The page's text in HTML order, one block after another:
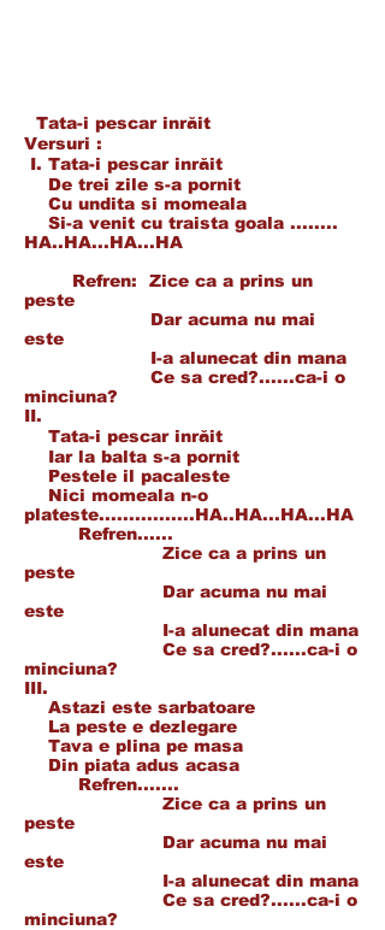
Tata-i pescar inrăit
Versuri :
I. Tata-i pescar inrăit
De trei zile s-a pornit
Cu undita si momeala
Si-a venit cu traista goala ........
HA..HA...HA...HA
Refren: Zice ca a prins un
peste
Dar acuma nu mai
este
I-a alunecat din mana
Ce sa cred?......ca-i o
minciuna?
II.
Tata-i pescar inrăit
Iar la balta s-a pornit
Pestele il pacaleste
Nici momeala n-o
plateste................HA..HA...HA...HA
Refren......
Zice ca a prins un
peste
Dar acuma nu mai
este
I-a alunecat din mana
Ce sa cred?......ca-i o
minciuna?
III.
Astazi este sarbatoare
La peste e dezlegare
Tava e plina pe masa
Din piata adus acasa
Refren.......
Zice ca a prins un
peste
Dar acuma nu mai
este
I-a alunecat din mana
Ce sa cred?......ca-i o
minciuna?